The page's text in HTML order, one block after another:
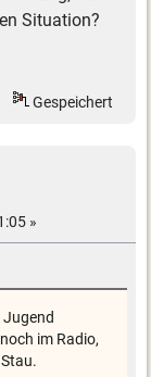
Situation?
Gespeichert
»
im Radio,